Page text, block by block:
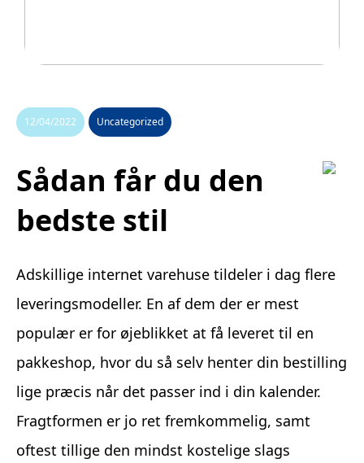
12/04/2022 Uncategorized
Sådan får du den
bedste stil
Adskillige internet varehuse tildeler i dag flere
leveringsmodeller. En af dem der er mest
populær er for øjeblikket at få leveret til en
pakkeshop, hvor du så selv henter din bestilling
lige præcis når det passer ind i din kalender.
Fragtformen er jo ret fremkommelig, samt
oftest tillige den mindst kostelige slags